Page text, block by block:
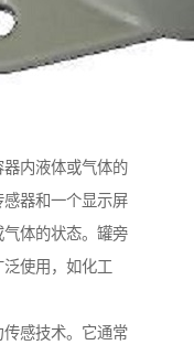
内液体或气体的
器和一个显示屏
体的状态。罐旁
使用，如化工
感技术。它通常